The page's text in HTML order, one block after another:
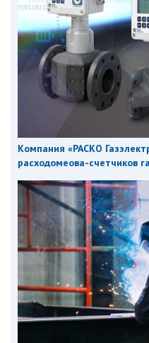
Компания «РАСКО
расходомеова-счетчиков